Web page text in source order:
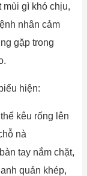
gì khó chịu,
nhân cảm
gặp trong
hiện:
kêu rống lên
nà
tay nắm chặt,
quản khép,